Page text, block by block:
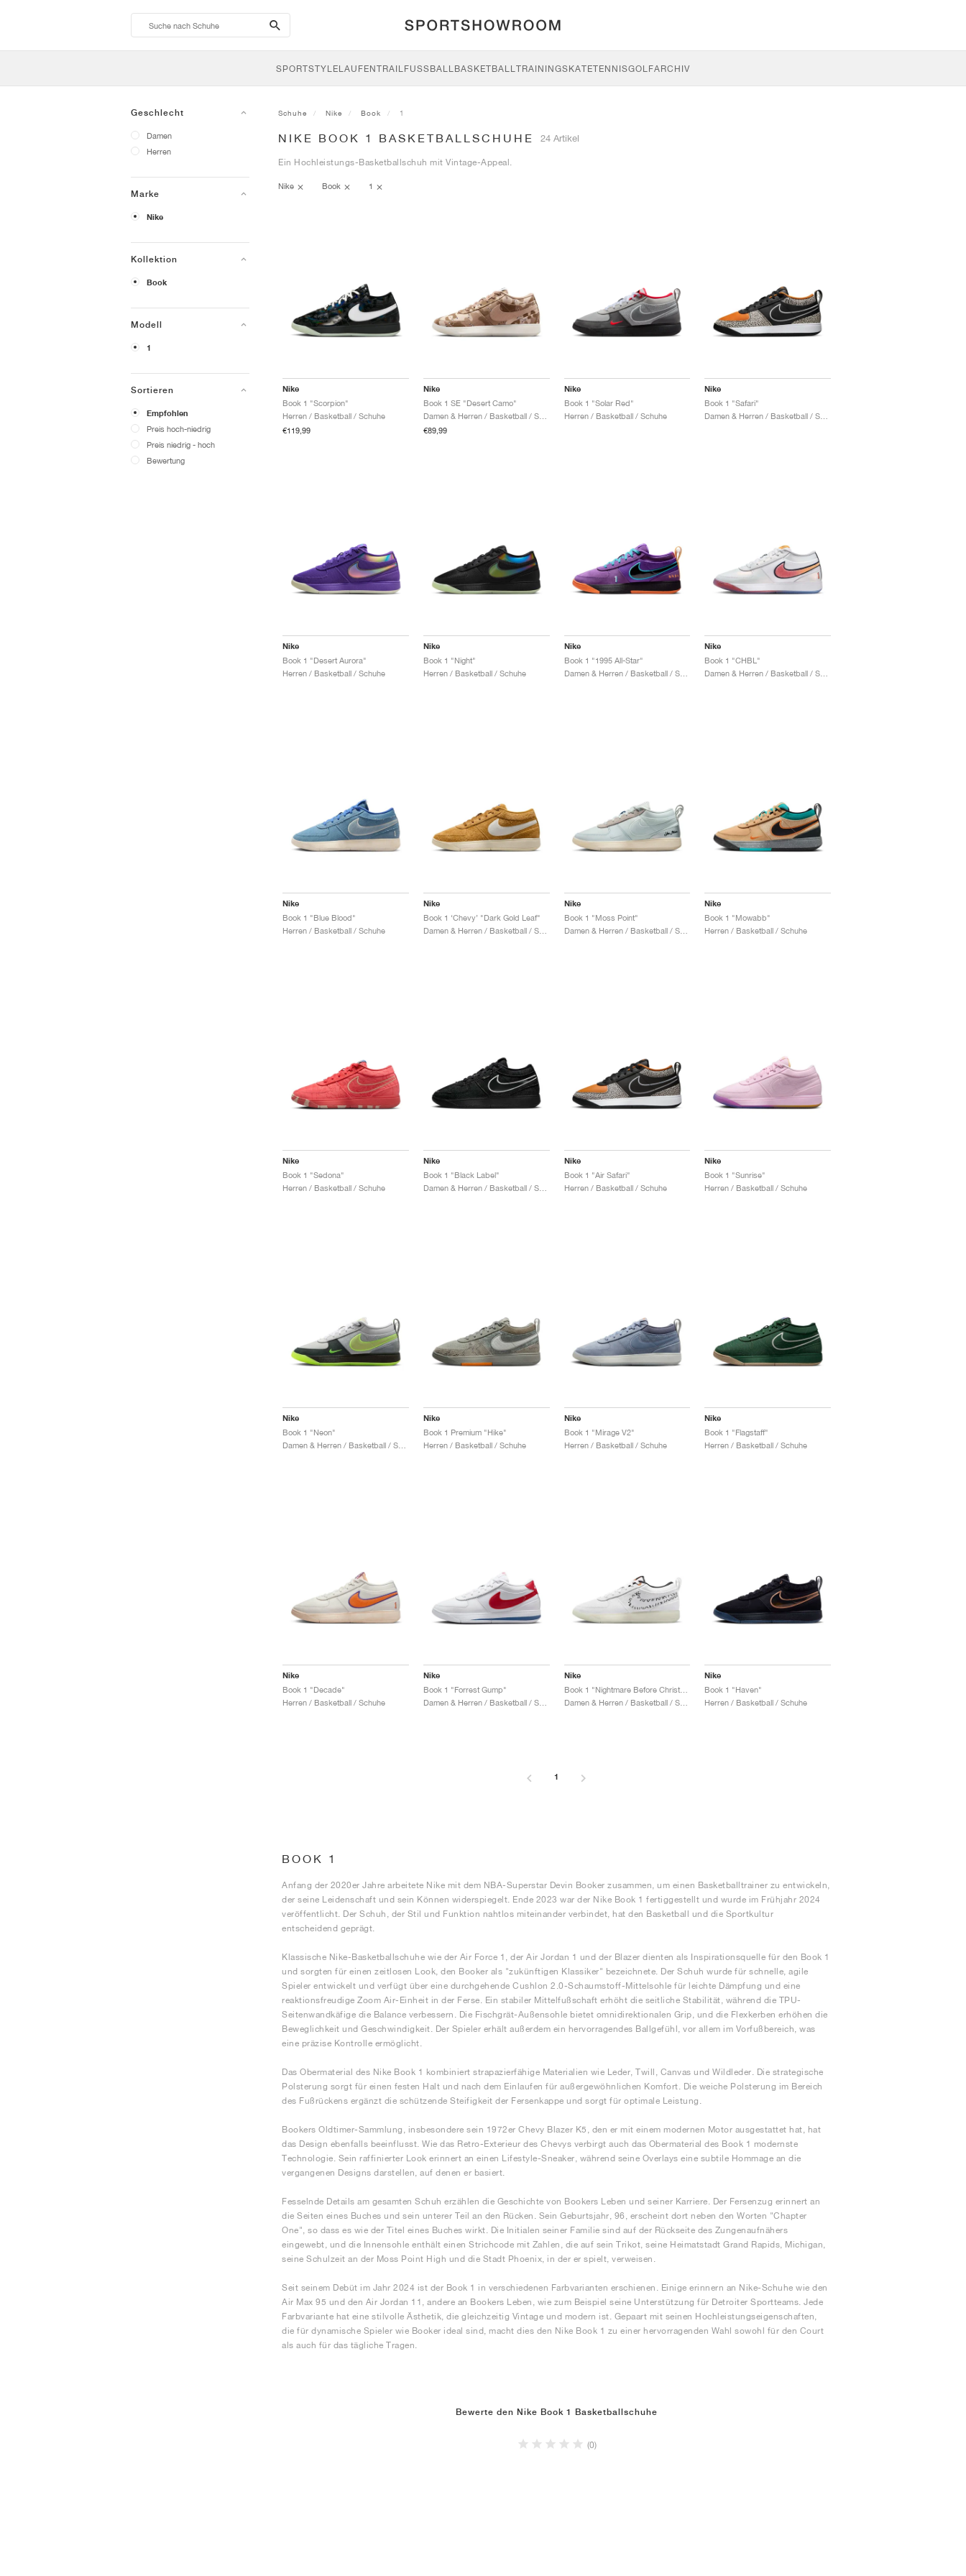
search-
btn
SPORTSTYLELAUFENTRAILFUSSBALL BASKETBALLTRAININGSKATETENNISGOLFARCHIV
Geschlecht
Damen
Herren
Marke
Nike
Kollektion
Book
Modell
1
Sortieren
Empfohlen
Preis hoch-niedrig
Preis niedrig - hoch
Bewertung
Schuhe Nike Book 1
NIKE BOOK 1 BASKETBALLSCHUHE 24 Artikel
Ein Hochleistungs-Basketballschuh mit Vintage-Appeal.
Nike Book 1
Nike
Book 1 "Scorpion"
Herren / Basketball / Schuhe
€119,99
Nike
Book 1 SE "Desert Camo"
Damen & Herren / Basketball / Schuhe
€89,99
Nike
Book 1 "Solar Red"
Herren / Basketball / Schuhe
Nike
Book 1 "Safari"
Nike
Book 1 "Desert Aurora"
Herren / Basketball / Schuhe
Nike
Book 1 "Night"
Herren / Basketball / Schuhe
Nike
Book 1 "1995 All-Star"
Damen & Herren / Basketball / Schuhe
Nike
Book 1 "CHBL"
Nike
Book 1 "Blue Blood"
Herren / Basketball / Schuhe
Nike
Book 1 ‘Chevy’ "Dark Gold Leaf"
Damen & Herren / Basketball / Schuhe
Nike
Book 1 "Moss Point"
Damen & Herren / Basketball / Schuhe
Nike
Book 1 "Mowabb"
Herren / Basketball / Schuhe
Nike
Book 1 "Sedona"
Herren / Basketball / Schuhe
Nike
Book 1 "Black Label"
Damen & Herren / Basketball / Schuhe
Nike
Book 1 "Air Safari"
Herren / Basketball / Schuhe
Nike
Book 1 "Sunrise"
Herren / Basketball / Schuhe
Nike
Book 1 "Neon"
Nike
Book 1 Premium "Hike"
Herren / Basketball / Schuhe
Nike
Book 1 "Mirage V2"
Herren / Basketball / Schuhe
Nike
Book 1 "Flagstaff"
Herren / Basketball / Schuhe
Nike
Book 1 "Decade"
Herren / Basketball / Schuhe
Nike
Book 1 "Forrest Gump"
Damen & Herren / Basketball / Schuhe
Nike
Book 1 "Nightmare Before Christmas"
Damen & Herren / Basketball / Schuhe
Nike
Book 1 "Haven"
Herren / Basketball / Schuhe
1
BOOK 1
Anfang der 2020er Jahre arbeitete Nike mit dem NBA-Superstar Devin Booker zusammen, um einen Basketballtrainer zu entwickeln,
der seine Leidenschaft und sein Können widerspiegelt. Ende 2023 war der Nike Book 1 fertiggestellt und wurde im Frühjahr 2024
veröffentlicht. Der Schuh, der Stil und Funktion nahtlos miteinander verbindet, hat den Basketball und die Sportkultur
entscheidend geprägt.
Klassische Nike-Basketballschuhe wie der Air Force 1, der Air Jordan 1 und der Blazer dienten als Inspirationsquelle für den Book 1
und sorgten für einen zeitlosen Look, den Booker als "zukünftigen Klassiker" bezeichnete. Der Schuh wurde für schnelle, agile
Spieler entwickelt und verfügt über eine durchgehende Cushlon 2.0-Schaumstoff-Mittelsohle für leichte Dämpfung und eine
reaktionsfreudige Zoom Air-Einheit in der Ferse. Ein stabiler Mittelfußschaft erhöht die seitliche Stabilität, während die TPU-
Seitenwandkäfige die Balance verbessern. Die Fischgrät-Außensohle bietet omnidirektionalen Grip, und die Flexkerben erhöhen die
Beweglichkeit und Geschwindigkeit. Der Spieler erhält außerdem ein hervorragendes Ballgefühl, vor allem im Vorfußbereich, was
eine präzise Kontrolle ermöglicht.
Das Obermaterial des Nike Book 1 kombiniert strapazierfähige Materialien wie Leder, Twill, Canvas und Wildleder. Die strategische
Polsterung sorgt für einen festen Halt und nach dem Einlaufen für außergewöhnlichen Komfort. Die weiche Polsterung im Bereich
des Fußrückens ergänzt die schützende Steifigkeit der Fersenkappe und sorgt für optimale Leistung.
Bookers Oldtimer-Sammlung, insbesondere sein 1972er Chevy Blazer K5, den er mit einem modernen Motor ausgestattet hat, hat
das Design ebenfalls beeinflusst. Wie das Retro-Exterieur des Chevys verbirgt auch das Obermaterial des Book 1 modernste
Technologie. Sein raffinierter Look erinnert an einen Lifestyle-Sneaker, während seine Overlays eine subtile Hommage an die
vergangenen Designs darstellen, auf denen er basiert.
Fesselnde Details am gesamten Schuh erzählen die Geschichte von Bookers Leben und seiner Karriere. Der Fersenzug erinnert an
die Seiten eines Buches und sein unterer Teil an den Rücken. Sein Geburtsjahr, 96, erscheint dort neben den Worten "Chapter
One", so dass es wie der Titel eines Buches wirkt. Die Initialen seiner Familie sind auf der Rückseite des Zungenaufnähers
eingewebt, und die Innensohle enthält einen Strichcode mit Zahlen, die auf sein Trikot, seine Heimatstadt Grand Rapids, Michigan,
seine Schulzeit an der Moss Point High und die Stadt Phoenix, in der er spielt, verweisen.
Seit seinem Debüt im Jahr 2024 ist der Book 1 in verschiedenen Farbvarianten erschienen. Einige erinnern an Nike-Schuhe wie den
Air Max 95 und den Air Jordan 11, andere an Bookers Leben, wie zum Beispiel seine Unterstützung für Detroiter Sportteams. Jede
Farbvariante hat eine stilvolle Ästhetik, die gleichzeitig Vintage und modern ist. Gepaart mit seinen Hochleistungseigenschaften,
die für dynamische Spieler wie Booker ideal sind, macht dies den Nike Book 1 zu einer hervorragenden Wahl sowohl für den Court
als auch für das tägliche Tragen.
Bewerte den Nike Book 1 Basketballschuhe
(0)